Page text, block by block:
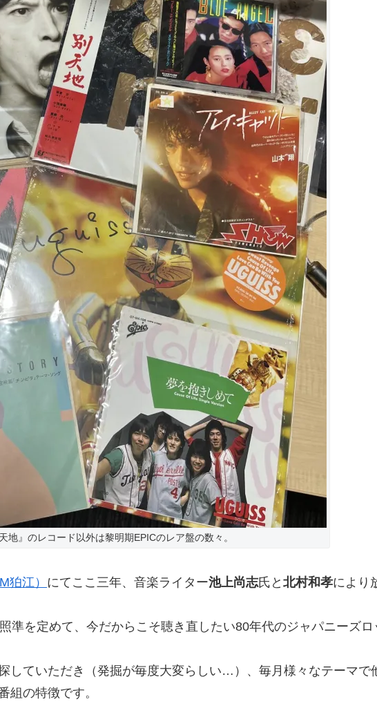
地』のレコード以外は黎明期EPICのレア盤の数々。
狛江） にてここ三年、音楽ライター池上尚志氏と 北村和孝により
準を定めて、今だからこそ聴き直したい80年代のジャパニーズ
していただき（発掘が毎度大変らしい…）、毎月様々なテーマで
組の特徴です。